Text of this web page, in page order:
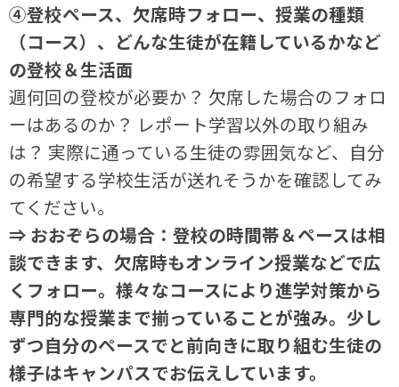
④登校ペース、欠席時フォロー、授業の種類
（コース）、どんな生徒が在籍しているかなど
の登校＆生活面
週何回の登校が必要か？ 欠席した場合のフォロ
ーはあるのか？ レポート学習以外の取り組み
は？ 実際に通っている生徒の雰囲気など、自分
の希望する学校生活が送れそうかを確認してみ
てください。
⇒ おおぞらの場合：登校の時間帯＆ペースは相
談できます、欠席時もオンライン授業などで広
くフォロー。様々なコースにより進学対策から
専門的な授業まで揃っていることが強み。少し
ずつ自分のペースでと前向きに取り組む生徒の
様子はキャンパスでお伝えしています。